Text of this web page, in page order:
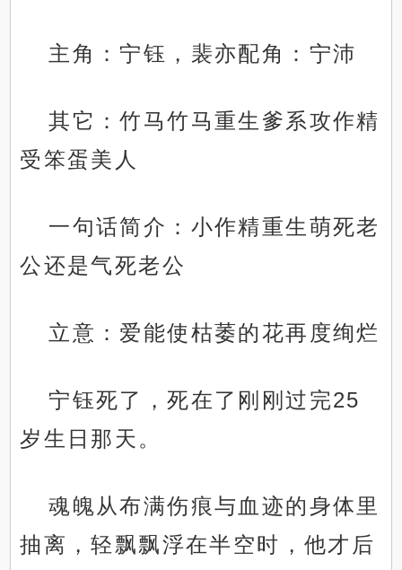
主角：宁钰，裴亦配角：宁沛
其它：竹马竹马重生爹系攻作精
受笨蛋美人
一句话简介：小作精重生萌死老
公还是气死老公
立意：爱能使枯萎的花再度绚烂
宁钰死了，死在了刚刚过完25
岁生日那天。
魂魄从布满伤痕与血迹的身体里
抽离，轻飘飘浮在半空时，他才后